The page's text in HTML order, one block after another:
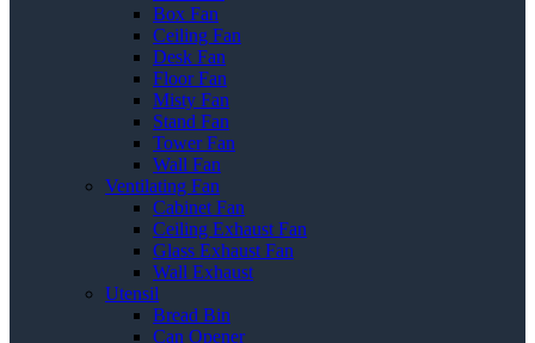
Box Fan
Ceiling Fan
Desk Fan
Floor Fan
Misty Fan
Stand Fan
Tower Fan
Wall Fan
Ventilating Fan
Cabinet Fan
Ceiling Exhaust Fan
Glass Exhaust Fan
Wall Exhaust
Utensil
Bread Bin
Can Opener